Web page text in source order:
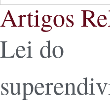
Artigos
Lei do